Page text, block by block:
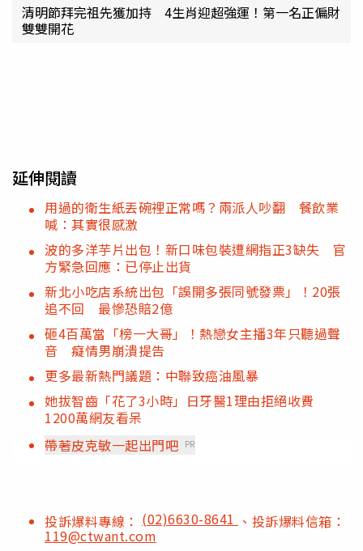
清明節拜完祖先獲加持 4生肖迎超強運！第一名正偏財
雙雙開花
延伸閱讀
用過的衛生紙丟碗裡正常嗎？兩派人吵翻 餐飲業
喊：其實很感激
波的多洋芋片出包！新口味包裝遭網指正3缺失 官
方緊急回應：已停止出貨
新北小吃店系統出包「誤開多張同號發票」！20張
追不回 最慘恐賠2億
砸4百萬當「榜一大哥」！熱戀女主播3年只聽過聲
音 癡情男崩潰提告
更多最新熱門議題：中聯致癌油風暴
她拔智齒「花了3小時」日牙醫1理由拒絕收費
1200萬網友看呆
帶著皮克敏一起出門吧 PR
投訴爆料專線： (02)6630-8641 、投訴爆料信箱：
119@ctwant.com